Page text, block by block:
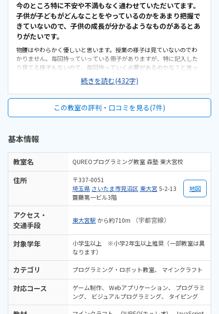
今のところ特に不安や不満もなく通わせていただいてます。
子供が子どもがどんなことをやっているのかをあまり把握で
きていないので、子供の成長が分かるようなものがあるとあ
りがたいです。
物腰はやわらかく優しいと思います。授業の様子は見ていないのでわ
かりません。毎回持っていっている冊子がありますが、特に記入した
り見てる様子もないので、毎回持っていく必要があるのかな？と思っ
ています。駅近で、自宅からも近いので通いやすいです。駐輪場がない
ので今後一人で通うことになったときに不便かなと思います。どこか
にあるのでしょうか。教室の中までは見ていないのでよくわかりませ
が入っているので、感染予防の点では少し心配です。月に3回か4回
で、3回でも4回でも同じ料金はなのは、振替などで対応してもらいた
かったとしても、それにトライしたいと思えて、そこをクリアしたと
子どもがちゃんと入室したかどうかの確認ができるといいなと思いま
す。タイムカードのようなものがあるとありがたいです。
続きを読む(432字)
この教室の評判・口コミを見る(7件)
基本情報
教室名 QUREOプログラミング教室 森塾 東大宮校
住所
〒337-0051
埼玉県 さいたま市見沼区 東大宮 5-2-13
齋藤第一ビル3階
地図
アクセス・
交通手段
東大宮駅 から約710m （宇都宮線）
対象学年
小学生以上 ※小学2年生以上推奨（一部教室は異
なります）
カテゴリ プログラミング・ロボット教室 マインクラフト
対応コース ゲーム制作 Webアプリケーション
プログラミ
ング
ビジュアルプログラミング タイピング